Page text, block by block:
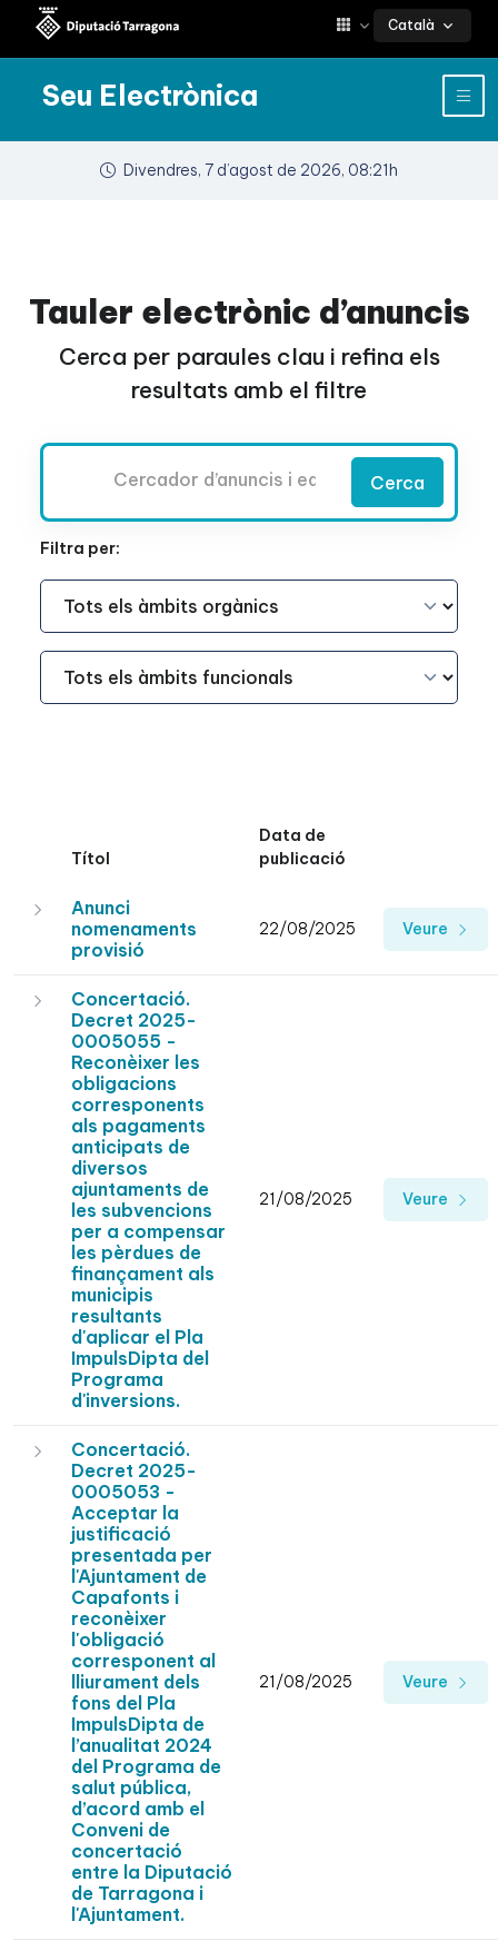
Català
Seu Electrònica
Divendres, 7 d’agost de 2026, 08:21h
Tauler electrònic d’anuncis
Cerca per paraules clau i refina els
resultats amb el filtre
Cerca
Filtra per:
Àmbit Funcional
Àmbit Funcional
Títol
Data de
publicació
Anunci
nomenaments
provisió
22/08/2025 Veure
Concertació.
Decret 2025-
0005055 -
Reconèixer les
obligacions
corresponents
als pagaments
anticipats de
diversos
ajuntaments de
les subvencions
per a compensar
les pèrdues de
finançament als
municipis
resultants
d'aplicar el Pla
ImpulsDipta del
Programa
d'inversions.
21/08/2025 Veure
Concertació.
Decret 2025-
0005053 -
Acceptar la
justificació
presentada per
l'Ajuntament de
Capafonts i
reconèixer
l'obligació
corresponent al
lliurament dels
fons del Pla
ImpulsDipta de
l’anualitat 2024
del Programa de
salut pública,
d’acord amb el
Conveni de
concertació
entre la Diputació
de Tarragona i
l'Ajuntament.
21/08/2025 Veure